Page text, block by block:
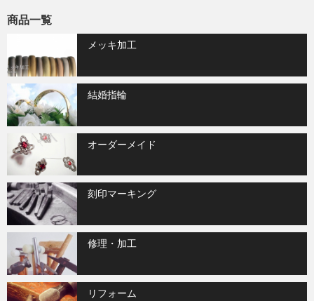
商品一覧
メッキ加工
結婚指輪
オーダーメイド
刻印マーキング
修理・加工
リフォーム